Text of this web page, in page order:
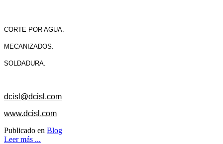
CORTE POR AGUA.
MECANIZADOS.
SOLDADURA.
dcisl@dcisl.com
www.dcisl.com
Publicado en Blog
Leer más ...